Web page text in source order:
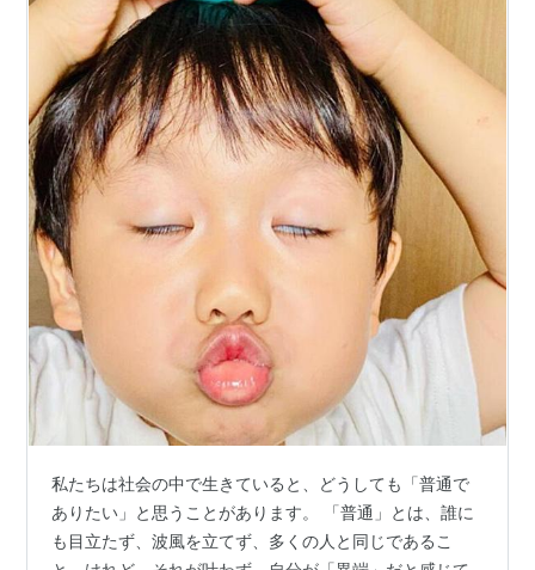
私たちは社会の中で生きていると、どうしても「普通で
ありたい」と思うことがあります。 「普通」とは、誰に
も目立たず、波風を立てず、多くの人と同じであるこ